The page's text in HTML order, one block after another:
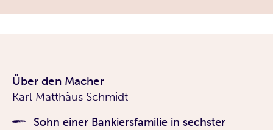
Über den Macher
Karl Matthäus Schmidt
Sohn einer Bankiersfamilie in sechster